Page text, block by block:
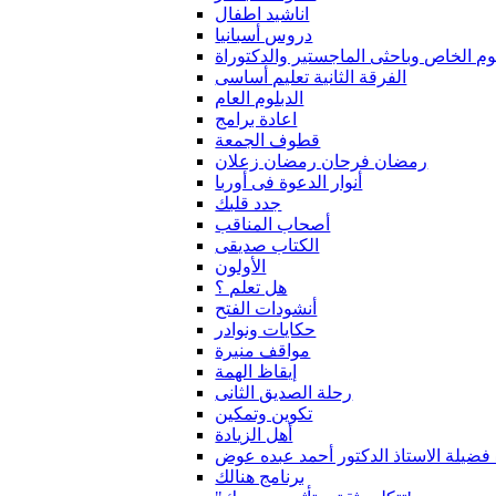
اناشيد اطفال
دروس أسبانيا
الخاص وباحثى الماجستير والدكتوراة
الفرقة الثانية تعليم أساسى
الدبلوم العام
اعادة برامج
قطوف الجمعة
رمضان فرحان رمضان زعلان
أنوار الدعوة فى أوربا
جدد قلبك
أصحاب المناقب
الكتاب صديقى
الأولون
هل تعلم ؟
أنشودات الفتح
حكايات ونوادر
مواقف منيرة
إيقاظ الهمة
رحلة الصديق الثانى
تكوين وتمكين
أهل الزيادة
فضيلة الاستاذ الدكتور أحمد عبده عوض
برنامج هنالك